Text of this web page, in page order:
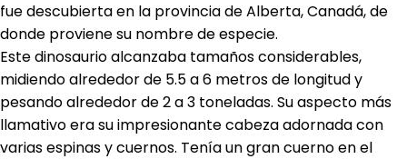
fue descubierta en la provincia de Alberta, Canadá, de
donde proviene su nombre de especie.
Este dinosaurio alcanzaba tamaños considerables,
midiendo alrededor de 5.5 a 6 metros de longitud y
pesando alrededor de 2 a 3 toneladas. Su aspecto más
llamativo era su impresionante cabeza adornada con
varias espinas y cuernos. Tenía un gran cuerno en el